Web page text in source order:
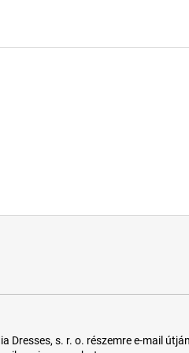
s. r. o. részemre e-mail